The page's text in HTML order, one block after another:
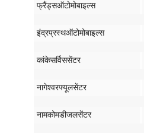
फ्रैंड्सऑटोमोबाइल्स
इंद्रप्रस्थऑटोमोबाइल्स
कांकेसर्विससेंटर
नागेश्वरफ्यूलसेंटर
नामकोमडीजलसेंटर